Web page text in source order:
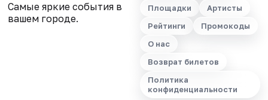
Самые яркие события в
вашем городе.
Площадки
Артисты
Рейтинги
Промокоды
О нас
Возврат билетов
Политика
конфиденциальности